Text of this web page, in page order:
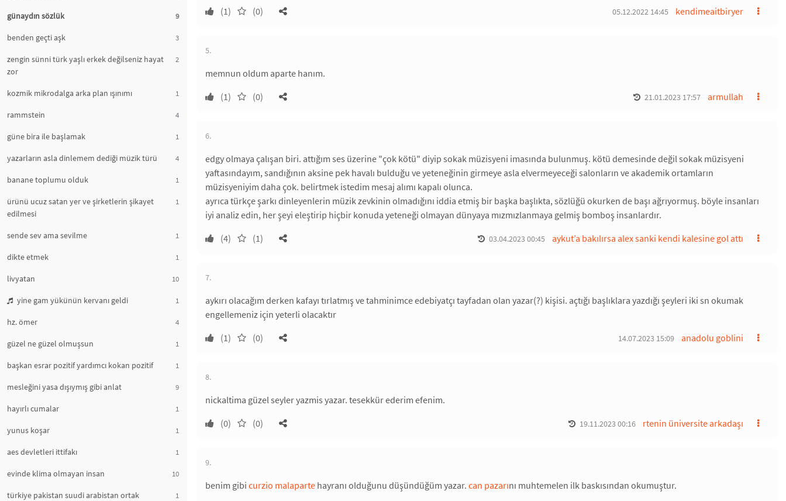
günaydın sözlük 9
benden geçti aşk 3
zengin sünni türk yaşlı erkek değilseniz hayat
zor
2
kozmik mikrodalga arka plan ışınımı 1
rammstein 4
güne bira ile başlamak 1
yazarların asla dinlemem dediği müzik türü 4
banane toplumu olduk 1
ürünü ucuz satan yer ve şirketlerin şikayet
edilmesi
1
sende sev ama sevilme 1
dikte etmek 1
livyatan 10
yine gam yükünün kervanı geldi 1
hz. ömer 4
güzel ne güzel olmuşsun 1
başkan esrar pozitif yardımcı kokan pozitif 1
mesleğini yasa dışıymış gibi anlat 9
hayırlı cumalar 1
yunus koşar 1
aes devletleri ittifakı 1
evinde klima olmayan insan 10
türkiye pakistan suudi arabistan ortak
1
(1)
(0) kendimeaitbiryer
05.12.2022 14:45
5.
memnun oldum aparte hanım.
(1)
(0) armullah
21.01.2023 17:57
6.
edgy olmaya çalışan biri. attığım ses üzerine "çok kötü" diyip sokak müzisyeni imasında bulunmuş. kötü demesinde değil sokak müzisyeni
yaftasındayım, sandığının aksine pek havalı bulduğu ve yeteneğinin girmeye asla elvermeyeceği salonların ve akademik ortamların
müzisyeniyim daha çok. belirtmek istedim mesaj alımı kapalı olunca.
ayrıca türkçe şarkı dinleyenlerin müzik zevkinin olmadığını iddia etmiş bir başka başlıkta, sözlüğü okurken de başı ağrıyormuş. böyle insanları
iyi analiz edin, her şeyi eleştirip hiçbir konuda yeteneği olmayan dünyaya mızmızlanmaya gelmiş bomboş insanlardır.
(4)
(1) aykut’a bakılırsa alex sanki kendi kalesine gol attı
03.04.2023 00:45
7.
aykırı olacağım derken kafayı tırlatmış ve tahminimce edebiyatçı tayfadan olan yazar(?) kişisi. açtığı başlıklara yazdığı şeyleri iki sn okumak
engellemeniz için yeterli olacaktır
(1)
(0) anadolu goblini
14.07.2023 15:09
8.
nickaltima güzel seyler yazmis yazar. tesekkür ederim efenim.
(0)
(0) rtenin üniversite arkadaşı
19.11.2023 00:16
9.
benim gibi curzio malaparte hayranı olduğunu düşündüğüm yazar. can pazarını muhtemelen ilk baskısından okumuştur.